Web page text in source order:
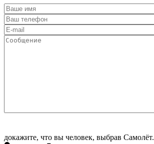
докажите, что вы человек, выбрав Самолёт.